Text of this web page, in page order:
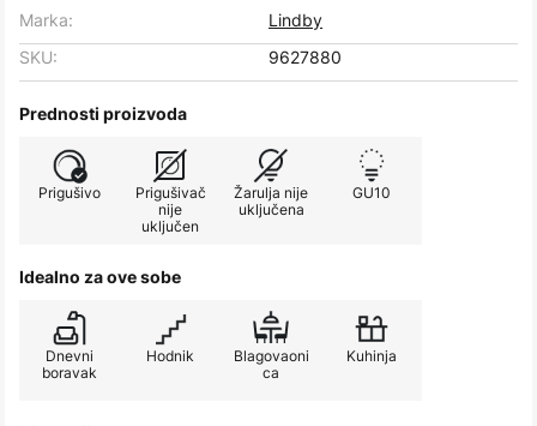
Marka:
Lindby
SKU:
9627880
Prednosti proizvoda
Prigušivo
Prigušivač
nije
uključen
Žarulja nije
uključena
GU10
Idealno za ove sobe
Dnevni
boravak
Hodnik
Blagovaoni
ca
Kuhinja